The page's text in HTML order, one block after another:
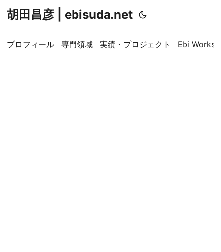
胡田昌彦 | ebisuda.net
プロフィール 専門領域 実績・プロジェクト Ebi